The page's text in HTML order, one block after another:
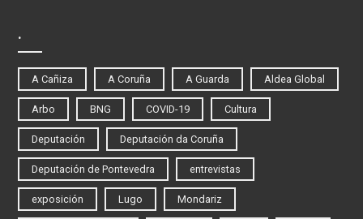
.
A Cañiza A Coruña A Guarda Aldea Global
Arbo BNG COVID-19 Cultura
Deputación Deputación da Coruña
Deputación de Pontevedra entrevistas
exposición Lugo Mondariz